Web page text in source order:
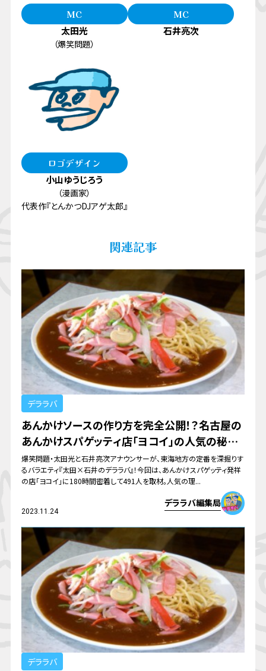
MC
太田光
（爆笑問題）
MC
石井亮次
ロゴデザイン
小山ゆうじろう
（漫画家）
代表作『とんかつDJアゲ太郎』
関連記事
デララバ
あんかけソースの作り方を完全公開！？名古屋の
あんかけスパゲッティ店「ヨコイ」の人気の秘密
とは
爆笑問題・太田光と石井亮次アナウンサーが、東海地方の定番を深掘りす
るバラエティ『太田×石井のデララバ』！今回は、あんかけスパゲッティ発祥
の店「ヨコイ」に180時間密着して491人を取材。人気の理...
2023.11.24
デララバ編集局
デララバ